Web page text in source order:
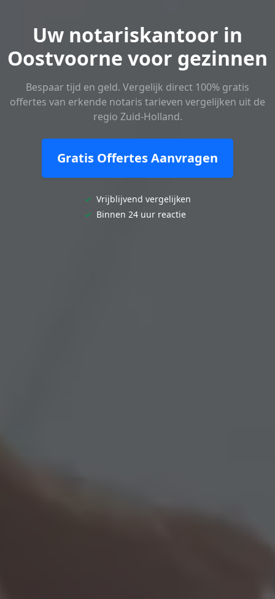
Uw notariskantoor in
Oostvoorne voor gezinnen
Bespaar tijd en geld. Vergelijk direct 100% gratis
offertes van erkende notaris tarieven vergelijken uit de
regio Zuid-Holland.
Gratis Offertes Aanvragen
✓ Vrijblijvend vergelijken
✓ Binnen 24 uur reactie